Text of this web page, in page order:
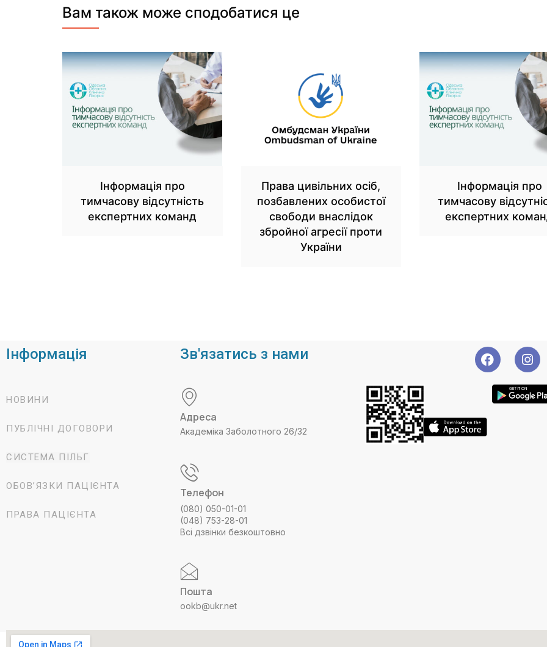
Вам також може сподобатися це
Інформація про
тимчасову відсутність
експертних команд
Права цивільних осіб,
позбавлених особистої
свободи внаслідок
збройної агресії проти
України
Інформація про
тимчасову
експертних
Інформація
НОВИНИ
ПУБЛІЧНІ ДОГОВОРИ
СИСТЕМА ПІЛЬГ
ОБОВ’ЯЗКИ ПАЦІЄНТА
ПРАВА ПАЦІЄНТА
Зв'язатись з нами
Адреса
Академіка Заболотного 26/32
Телефон
(080) 050-01-01
(048) 753-28-01
Всі дзвінки безкоштовно
Пошта
ookb@ukr.net